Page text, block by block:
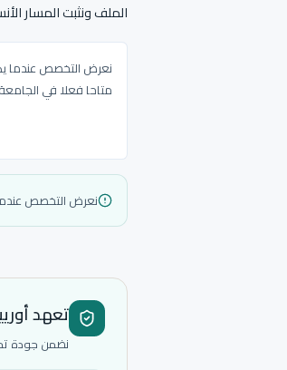
الملف ونثبت المسار
نعرض التخصص عندما
متاحا فعلا في
نعرض التخصص
تعهد
نضمن جودة